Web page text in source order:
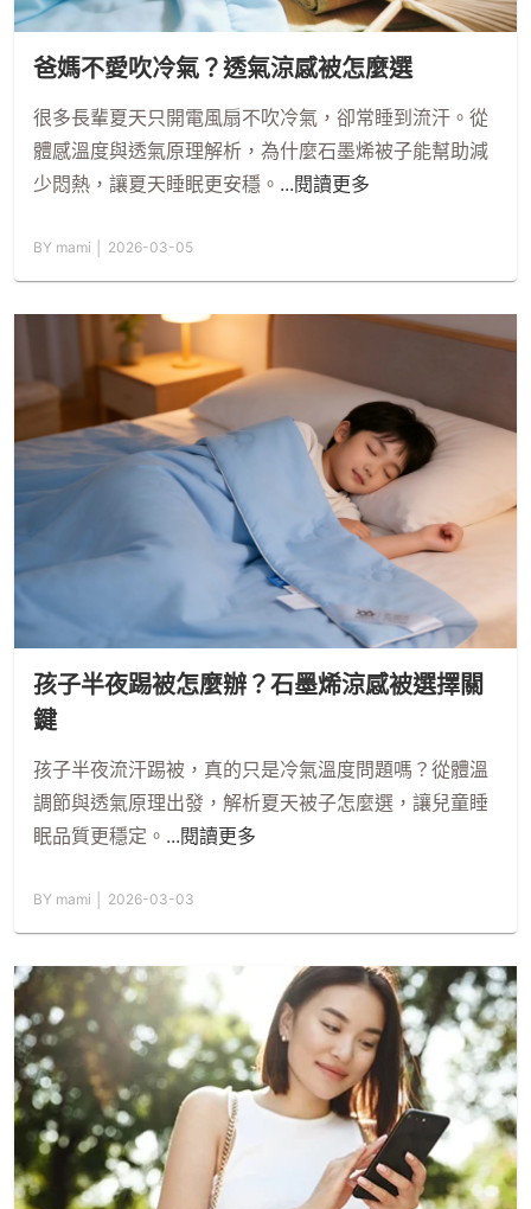
爸媽不愛吹冷氣？透氣涼感被怎麼選
很多長輩夏天只開電風扇不吹冷氣，卻常睡到流汗。從
體感溫度與透氣原理解析，為什麼石墨烯被子能幫助減
少悶熱，讓夏天睡眠更安穩。 ...閱讀更多
BY mami │ 2026-03-05
孩子半夜踢被怎麼辦？石墨烯涼感被選擇關
鍵
孩子半夜流汗踢被，真的只是冷氣溫度問題嗎？從體溫
調節與透氣原理出發，解析夏天被子怎麼選，讓兒童睡
眠品質更穩定。 ...閱讀更多
BY mami │ 2026-03-03